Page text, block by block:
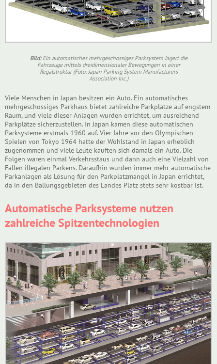
Bild:Ein automatisches mehrgeschossiges Parksystem lagert die
Fahrzeuge mittels dreidimensionaler Bewegungen in einer
Regalstruktur (Foto: Japan Parking System Manufacturers
Association Inc.)
Viele Menschen in Japan besitzen ein Auto. Ein automatisches
mehrgeschossiges Parkhaus bietet zahlreiche Parkplätze auf engstem
Raum, und viele dieser Anlagen wurden errichtet, um ausreichend
Parkplätze sicherzustellen. In Japan kamen diese automatischen
Parksysteme erstmals 1960 auf. Vier Jahre vor den Olympischen
Spielen von Tokyo 1964 hatte der Wohlstand in Japan erheblich
zugenommen und viele Leute kauften sich damals ein Auto. Die
Folgen waren einmal Verkehrsstaus und dann auch eine Vielzahl von
Fällen illegalen Parkens. Daraufhin wurden immer mehr automatische
Parkanlagen als Lösung für den Parkplatzmangel in Japan errichtet,
da in den Ballungsgebieten des Landes Platz stets sehr kostbar ist.
Automatische Parksysteme nutzen
zahlreiche Spitzentechnologien